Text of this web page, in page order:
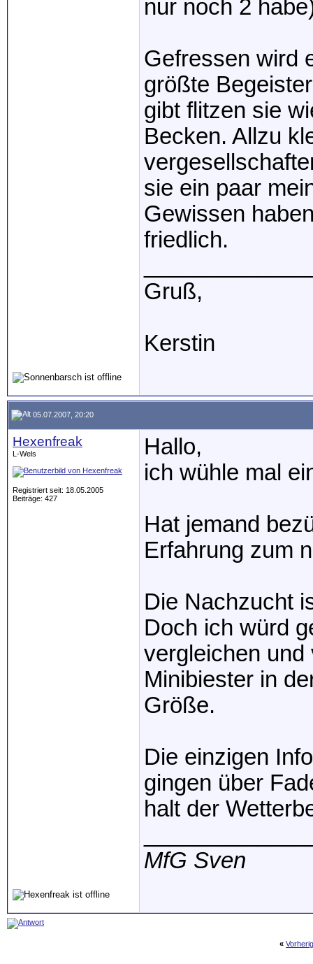
nur noch 2
Gefressen wird
größte
gibt flitzen sie
Becken. Allzu
sie ein paar
Gewissen
friedlich.
Gruß,
Kerstin
05.07.2007, 20:20
Hexenfreak
L-Wels
Registriert seit: 18.05.2005
Beiträge: 427
Hallo,
ich wühle mal
Hat jemand
Erfahrung zum
Die Nachzucht
Doch ich würd
vergleichen
Minibiester in
Größe.
Die einzigen
gingen über
halt der
MfG Sven
«